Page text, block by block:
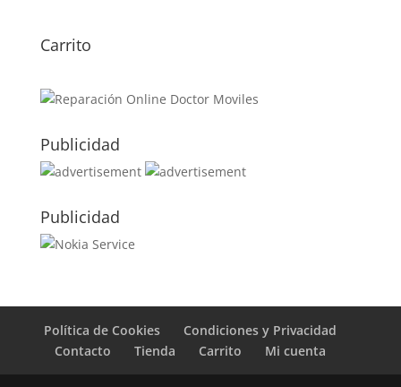
Carrito
Publicidad
Publicidad
Política de Cookies
Condiciones y Privacidad
Contacto
Tienda Carrito Mi cuenta